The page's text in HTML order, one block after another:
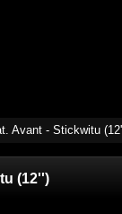
Avant - Stickwitu
(12'')